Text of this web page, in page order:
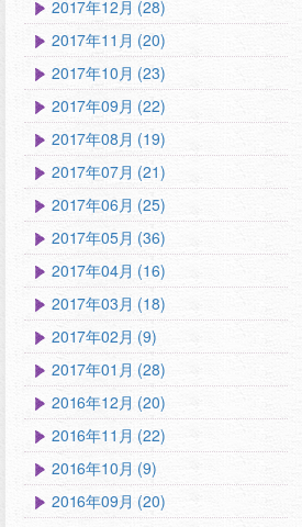
2017年12月 (28)
2017年11月 (20)
2017年10月 (23)
2017年09月 (22)
2017年08月 (19)
2017年07月 (21)
2017年06月 (25)
2017年05月 (36)
2017年04月 (16)
2017年03月 (18)
2017年02月 (9)
2017年01月 (28)
2016年12月 (20)
2016年11月 (22)
2016年10月 (9)
2016年09月 (20)